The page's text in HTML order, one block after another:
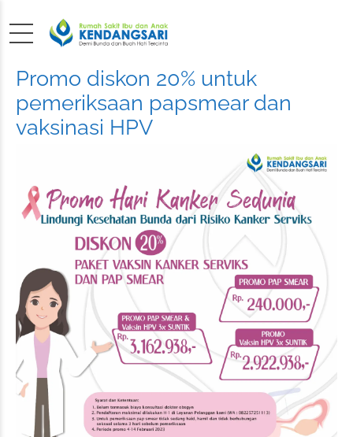
Promo diskon 20% untuk
pemeriksaan papsmear dan
vaksinasi HPV